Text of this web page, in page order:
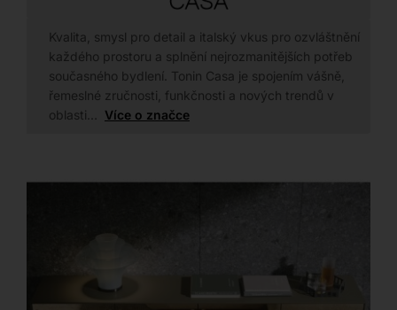
Kvalita, smysl pro detail a italský vkus pro ozvláštnění
každého prostoru a splnění nejrozmanitějších potřeb
současného bydlení. Tonin Casa je spojením vášně,
řemeslné zručnosti, funkčnosti a nových trendů v
oblasti… Více o značce